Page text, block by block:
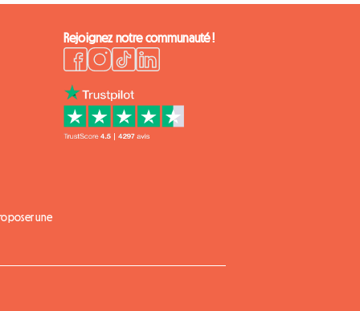
une
Rejoignez notre communauté !